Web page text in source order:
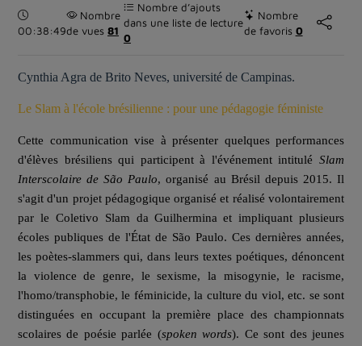
Durée :
00:38:49
Nombre
de vues 81
Nombre d’ajouts
dans une liste de lecture
0
Nombre
de favoris 0
Cynthia Agra de Brito Neves, université de Campinas.
Le Slam à l'école brésilienne : pour une pédagogie féministe
Cette communication vise à présenter quelques performances
d'élèves brésiliens qui participent à l'événement intitulé Slam
Interscolaire de São Paulo, organisé au Brésil depuis 2015. Il
s'agit d'un projet pédagogique organisé et réalisé volontairement
par le Coletivo Slam daGuilhermina et impliquant plusieurs
écoles publiques de l'État de São Paulo. Ces dernières années,
les poètes-slammers qui, dans leurs textes poétiques, dénoncent
la violence de genre, le sexisme, la misogynie, le racisme,
l'homo/transphobie, le féminicide, la culture du viol, etc. se sont
distinguées en occupant la première place des championnats
scolaires de poésie parlée (spoken words). Ce sont des jeunes